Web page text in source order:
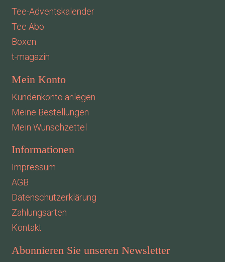
Tee-Adventskalender
Tee Abo
Boxen
t-magazin
Mein Konto
Kundenkonto anlegen
Meine Bestellungen
Mein Wunschzettel
Informationen
Impressum
AGB
Datenschutzerklärung
Zahlungsarten
Kontakt
Abonnieren Sie unseren Newsletter